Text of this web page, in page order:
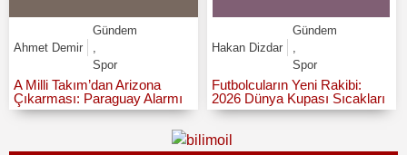
Ahmet Demir
Gündem
Spor
A Milli Takım’dan Arizona
Çıkarması: Paraguay Alarmı
Hakan Dizdar
Gündem
Spor
Futbolcuların Yeni Rakibi:
2026 Dünya Kupası Sıcakları